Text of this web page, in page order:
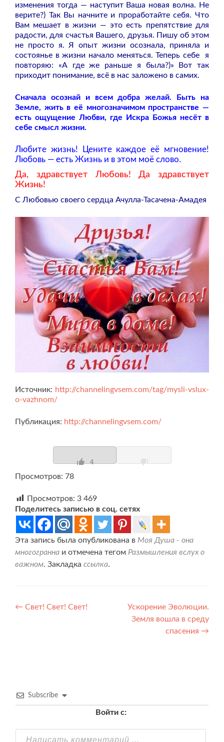
изменения тогда — наступит Ваша новая волна. Не
верите?) Так Вы начните и проработайте себя. Что
Вам мешает в жизни — это есть препятствие для
радости, для счастья Вашего, друзья. Пишу об этом
не просто я. Я опыт жизни осознала, приняла и
состоянье в жизни начало меняться. Теперь себе я
повторяю: «А где же раньше я была?)» Вот так
приходит понимание, всё в нас заложено в самих.
Сначала осознай и всем добра желай. Быть на
Земле, жить в её многозначимом пространстве —
есть ощущение Любви, где Искра Божья несёт в
себе смысл жизни.
Любите жизнь! Цените каждое её мгновение!
Любовь — есть Жизнь и в этом моё слово.
Да, здравствует Любовь! Да здравствует
Жизнь!
С Любовью своего сердца Ачулла-Тасачена-Амадея
Источник: http://channelingvsem.com/tag/mysli-vslux-
o-vazhnom/
Публикация: http://channelingvsem.com/
4
Просмотров: 78
Просмотров: 3 469
Поделитесь записью в соц. сетях
Эта запись была опубликована в Моя Душа - она
многогранна и отмечена тегом Размышления вслух о
важном. Закладка ссылка.
Навигация
← Свет! Свет! Свет!
Ускорение Эволюции.
Земля вошла в среду
спасения →
Subscribe
Войти с: